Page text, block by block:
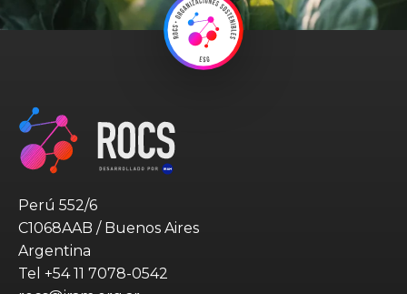
Perú 552/6
C1068AAB / Buenos Aires
Argentina
Tel +54 11 7078-0542